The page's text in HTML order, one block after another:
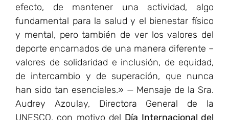
efecto, de mantener una actividad, algo
fundamental para la salud y el bienestar físico
y mental, pero también de ver los valores del
deporte encarnados de una manera diferente –
valores de solidaridad e inclusión, de equidad,
de intercambio y de superación, que nunca
han sido tan esenciales.» — Mensaje de la Sra.
Audrey Azoulay, Directora General de la
UNESCO, con motivo del Día Internacional del